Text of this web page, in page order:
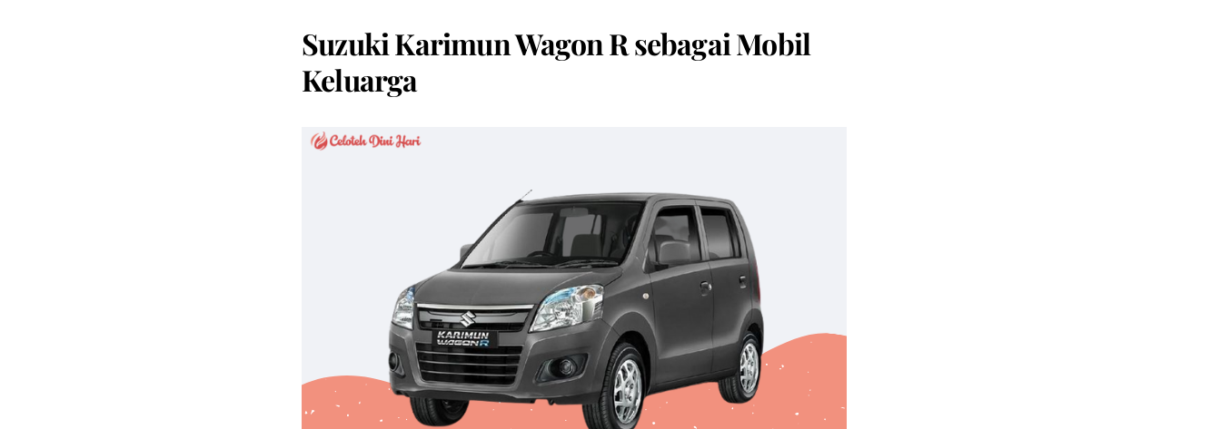
Suzuki Karimun Wagon R sebagai Mobil
Keluarga